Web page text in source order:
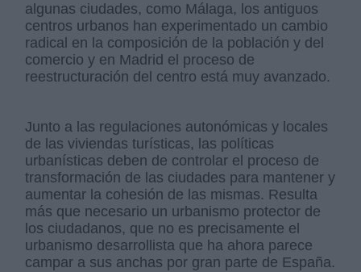
algunas ciudades, como Málaga, los antiguos
centros urbanos han experimentado un cambio
radical en la composición de la población y del
comercio y en Madrid el proceso de
reestructuración del centro está muy avanzado.
Junto a las regulaciones autonómicas y locales
de las viviendas turísticas, las políticas
urbanísticas deben de controlar el proceso de
transformación de las ciudades para mantener y
aumentar la cohesión de las mismas. Resulta
más que necesario un urbanismo protector de
los ciudadanos, que no es precisamente el
urbanismo desarrollista que ha ahora parece
campar a sus anchas por gran parte de España.